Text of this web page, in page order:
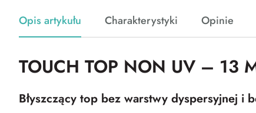
Opis artykułu Charakterystyki Opinie
TOUCH TOP NON UV – 13
Błyszczący top bez warstwy dyspersyjnej i